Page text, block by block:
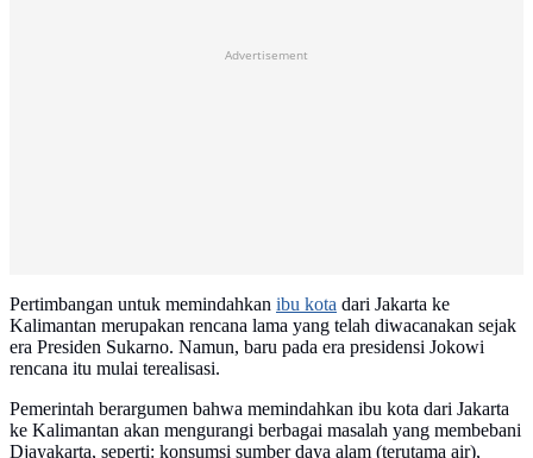
Advertisement
Pertimbangan untuk memindahkan ibu kota dari Jakarta ke
Kalimantan merupakan rencana lama yang telah diwacanakan sejak
era Presiden Sukarno. Namun, baru pada era presidensi Jokowi
rencana itu mulai terealisasi.
Pemerintah berargumen bahwa memindahkan ibu kota dari Jakarta
ke Kalimantan akan mengurangi berbagai masalah yang membebani
Djayakarta, seperti: konsumsi sumber daya alam (terutama air),